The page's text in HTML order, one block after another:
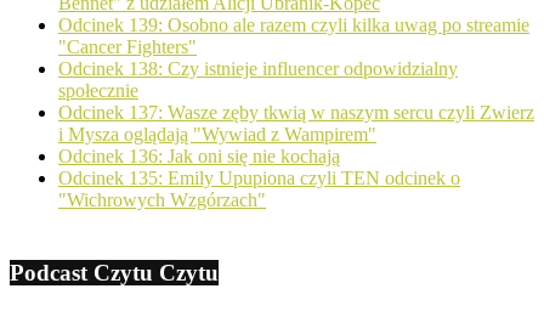
Odcinek 139: Osobno ale razem czyli kilka uwag po streamie
"Cancer Fighters"
Odcinek 138: Czy istnieje influencer odpowidzialny
społecznie
Odcinek 137: Wasze zęby tkwią w naszym sercu czyli Zwierz
i Mysza oglądają "Wywiad z Wampirem"
Odcinek 136: Jak oni się nie kochają
Odcinek 135: Emily Upupiona czyli TEN odcinek o
"Wichrowych Wzgórzach"
Podcast Czytu Czytu